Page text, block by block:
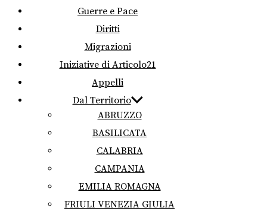
Guerre e Pace
Diritti
Migrazioni
Iniziative di Articolo21
Appelli
Dal Territorio
ABRUZZO
BASILICATA
CALABRIA
CAMPANIA
EMILIA ROMAGNA
FRIULI VENEZIA GIULIA